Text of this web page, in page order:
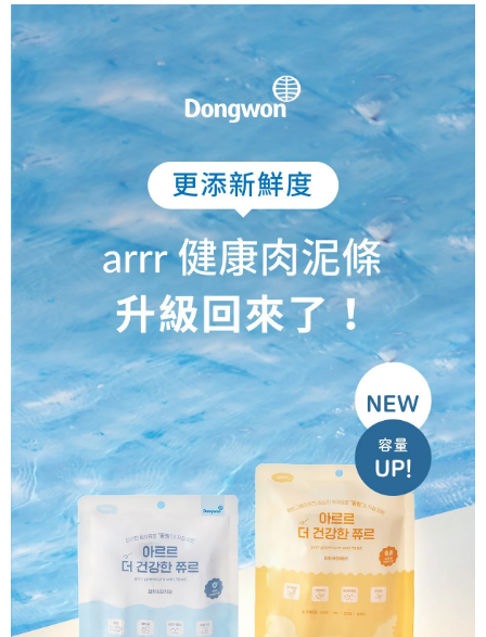
【注意事項】
1.本服務係由「台灣大哥大股份有限公司」（以下簡稱本公司）所提供，讓
用戶於交易時，得透過本服務購買商品或服務，並由商店將買賣／分期付款
買賣價金債權讓與本公司後，依約使用本公司帳單繳交帳款。
2.基於同意付款使用「大哥付你分期」之契約關係目的，商店將以您的個人
資料（包含姓名、電話或地址）提供予台灣大哥大進項蒐集、處理及利用，
由本公司與您本人進行分期帳單所需資料之確認、核對及更正。
3.完整用戶服務條款，請詳閱以下連結：https://oppay.tw/userRule
２．訂單成立數日內，您將收到繳費通知簡訊。
３．收到繳費通知簡訊後14天內，點擊此簡訊中的連結，可透過四大超商／
ATM／網路銀行／等多元方式進行付款，方視為交易完成。
※ 請注意：結帳手續完成當下不需立刻繳費，但若您需要取消訂單，請聯絡
購買商品的店家。未經商家同意取消之訂單仍視為有效，需透過AFTEE先享
後付繳納相關費用。
※ 交易是否成功請以「AFTEE先享後付 」之結帳頁面顯示為準，若有關於
是否繳費成功／繳費後需取消欲退款等相關疑問，請聯繫「AFTEE先享後付
客戶支援中心」
https://netprotections.freshdesk.com/support/home
１．透過由恩沛科技股份有限公司提供之「AFTEE先享後付」服務完成之交
易，需依本服務之必要範圍內提供個人資料，並將交易相關給付款項請求債
權轉讓予恩沛科技股份有限公司。
２．關於個人資料處理事宜，請瀏覽以下網址：
https://aftee.tw/terms/#terms3
３．未成年的使用者請事先徵得法定代理人或監護人之同意方可使用
「AFTEE先享後付」，若未經同意申辦者引起之損失，本公司不負相關責
４．使用「AFTEE先享後付」時，將依據個別帳號之用戶狀況，依本公司即
時審查核予不同之上限額度；若仍有額度不足之情形，本公司將視審查結果
請求用戶進行身份認證。
５．嚴禁一人註冊多個帳號或使用他人資訊註冊。若發現惡意使用之情形，
恩沛科技股份有限公司將有權停止該用戶之使用額度並採取法律行動。
每筆NT$70，滿NT$1,000(含以上)免運費
宅配
每筆NT$100，滿NT$1,200(含以上)免運費
京站台北店客服中心(1F星巴克旁) 即日起不提供京站紙袋，取件時
請自備購物袋，若需購買紙袋可現場詢問
免運費